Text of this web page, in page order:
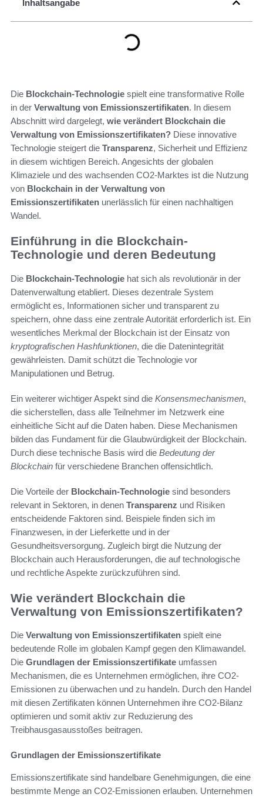
Inhaltsangabe
Die Blockchain-Technologie spielt eine transformative Rolle
in der Verwaltung von Emissionszertifikaten. In diesem
Abschnitt wird dargelegt, wie verändert Blockchain die
Verwaltung von Emissionszertifikaten? Diese innovative
Technologie steigert die Transparenz, Sicherheit und Effizienz
in diesem wichtigen Bereich. Angesichts der globalen
Klimaziele und des wachsenden CO2-Marktes ist die Nutzung
von Blockchain in der Verwaltung von
Emissionszertifikaten unerlässlich für einen nachhaltigen
Wandel.
Einführung in die Blockchain-
Technologie und deren Bedeutung
Die Blockchain-Technologie hat sich als revolutionär in der
Datenverwaltung etabliert. Dieses dezentrale System
ermöglicht es, Informationen sicher und transparent zu
speichern, ohne dass eine zentrale Autorität erforderlich ist. Ein
wesentliches Merkmal der Blockchain ist der Einsatz von
kryptografischen Hashfunktionen, die die Datenintegrität
gewährleisten. Damit schützt die Technologie vor
Manipulationen und Betrug.
Ein weiterer wichtiger Aspekt sind die Konsensmechanismen,
die sicherstellen, dass alle Teilnehmer im Netzwerk eine
einheitliche Sicht auf die Daten haben. Diese Mechanismen
bilden das Fundament für die Glaubwürdigkeit der Blockchain.
Durch diese technische Basis wird die Bedeutung der
Blockchain für verschiedene Branchen offensichtlich.
Die Vorteile der Blockchain-Technologie sind besonders
relevant in Sektoren, in denen Transparenz und Risiken
entscheidende Faktoren sind. Beispiele finden sich im
Finanzwesen, in der Lieferkette und in der
Gesundheitsversorgung. Zugleich birgt die Nutzung der
Blockchain auch Herausforderungen, die auf technologische
und rechtliche Aspekte zurückzuführen sind.
Wie verändert Blockchain die
Verwaltung von Emissionszertifikaten?
Die Verwaltung von Emissionszertifikaten spielt eine
bedeutende Rolle im globalen Kampf gegen den Klimawandel.
Die Grundlagen der Emissionszertifikate umfassen
Mechanismen, die es Unternehmen ermöglichen, ihre CO2-
Emissionen zu überwachen und zu handeln. Durch den Handel
mit diesen Zertifikaten können Unternehmen ihre CO2-Bilanz
optimieren und somit aktiv zur Reduzierung des
Treibhausgasausstoßes beitragen.
Grundlagen der Emissionszertifikate
Emissionszertifikate sind handelbare Genehmigungen, die eine
bestimmte Menge an CO2-Emissionen erlauben. Unternehmen